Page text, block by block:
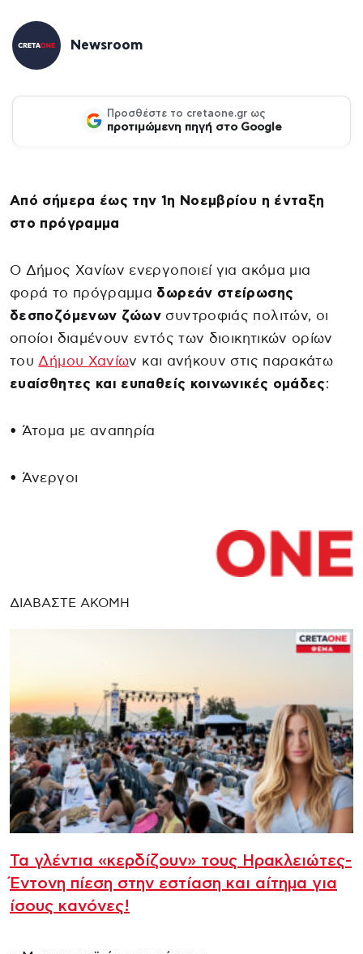
Newsroom
Προσθέστε το cretaone.gr ως
προτιμώμενη πηγή στο Google
Από σήμερα έως την 1η Νοεμβρίου η ένταξη
στο πρόγραμμα
Ο Δήμος Χανίων ενεργοποιεί για ακόμα μια
φορά το πρόγραμμα δωρεάν στείρωσης
δεσποζόμενων ζώων συντροφιάς πολιτών, οι
οποίοι διαμένουν εντός των διοικητικών ορίων
του Δήμου Χανίων και ανήκουν στις παρακάτω
ευαίσθητες και ευπαθείς κοινωνικές ομάδες:
• Άτομα με αναπηρία
• Άνεργοι
ΔΙΑΒΑΣΤΕ ΑΚΟΜΗ
Τα γλέντια «κερδίζουν» τους Ηρακλειώτες-
Έντονη πίεση στην εστίαση και αίτημα για
ίσους κανόνες!